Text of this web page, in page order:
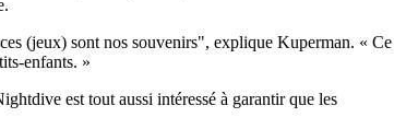
(jeux) sont nos souvenirs", explique Kuperman. « Ce
enfants. »
est tout aussi intéressé à garantir que les